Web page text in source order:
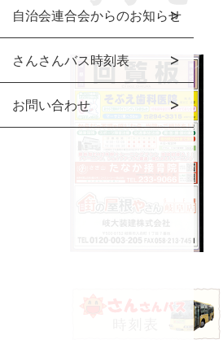
自治会連合会からのお知らせ
さんさんバス時刻表
お問い合わせ